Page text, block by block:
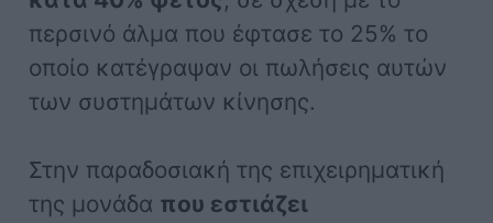
περσινό άλμα που έφτασε το 25% το
οποίο κατέγραψαν οι πωλήσεις αυτών
των συστημάτων κίνησης.
Στην παραδοσιακή της επιχειρηματική
της μονάδα που εστιάζει